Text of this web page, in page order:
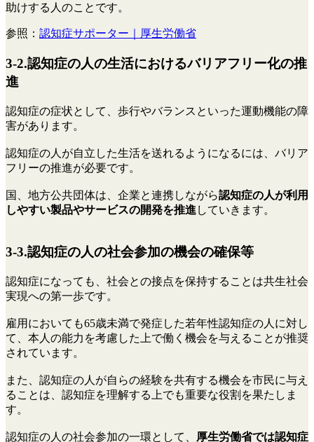
助けする人のことです。
参照： 認知症サポーター｜厚生労働省
3-2.認知症の人の生活におけるバリアフリー化の推
進
認知症の症状として、歩行やバランスといった運動機能の障
害があります。
認知症の人が自立した生活を送れるようになるには、バリア
フリーの推進が必要です。
国、地方公共団体は、企業と連携しながら認知症の人が利用
しやすい製品やサービスの開発を推進 していきます。
3-3.認知症の人の社会参加の機会の確保等
認知症になっても、社会との接点を保持することは共生社会
実現への第一歩です。
雇用においても65歳未満で発症した若年性認知症の人に対し
て、本人の能力を考慮した上で働く機会を与えることが推奨
されています。
また、認知症の人が自らの経験を共有する機会を市民に与え
ることは、認知症を理解する上でも重要な役割を果たしま
す。
認知症の人の社会参加の一環として、 厚生労働省では認知症